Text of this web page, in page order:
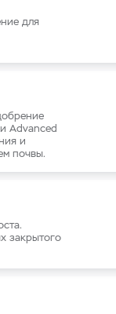
для
Advanced
и
почвы.
закрытого